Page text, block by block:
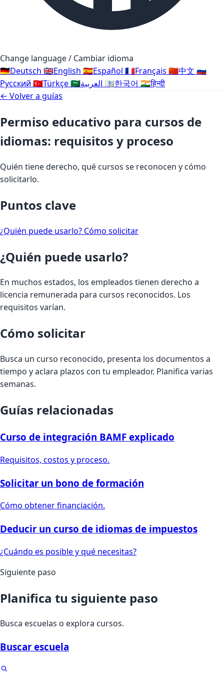
Change language / Cambiar idioma
🇩🇪Deutsch 🇬🇧English 🇪🇸Español 🇫🇷Français 🇨🇳中文 🇷🇺
Русский 🇹🇷Türkçe🇸🇦 🇰🇷한국어 🇮🇳हिन्दी
← Volver a guías
Permiso educativo para cursos de
idiomas: requisitos y proceso
Quién tiene derecho, qué cursos se reconocen y cómo
solicitarlo.
Puntos clave
¿Quién puede usarlo? Cómo solicitar
¿Quién puede usarlo?
En muchos estados, los empleados tienen derecho a
licencia remunerada para cursos reconocidos. Los
requisitos varían.
Cómo solicitar
Busca un curso reconocido, presenta los documentos a
tiempo y aclara plazos con tu empleador. Planifica varias
semanas.
Guías relacionadas
Curso de integración BAMF explicado
Requisitos, costos y proceso.
Solicitar un bono de formación
Cómo obtener financiación.
Deducir un curso de idiomas de impuestos
¿Cuándo es posible y qué necesitas?
Siguiente paso
Planifica tu siguiente paso
Busca escuelas o explora cursos.
Buscar escuela